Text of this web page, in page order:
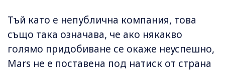
Тъй като е непублична компания, това
също така означава, че ако някакво
голямо придобиване се окаже неуспешно,
Mars не е поставена под натиск от страна